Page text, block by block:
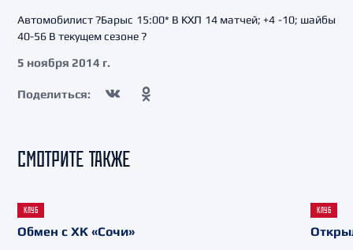
Автомобилист ?Барыс 15:00* В КХЛ 14 матчей; +4 -10; шайбы
40-56 В текущем сезоне ?
5 ноября 2014 г.
Поделиться:
СМОТРИТЕ ТАКЖЕ
КЛУБ
Обмен с ХК «Сочи»
КЛУБ